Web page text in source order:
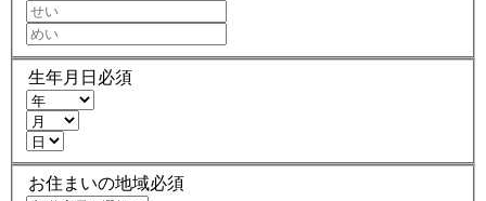
生年月日 必須
お住まいの地域必須